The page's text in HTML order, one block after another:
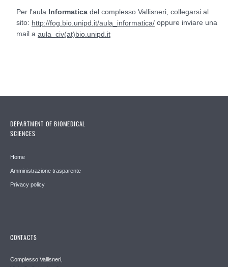
Per l'aula Informatica del complesso Vallisneri, collegarsi al
sito: http://fog.bio.unipd.it/aula_informatica/ oppure inviare una
mail a aula_civ(at)bio.unipd.it
DEPARTMENT OF BIOMEDICAL
SCIENCES
Home
Amministrazione trasparente
Privacy policy
CONTACTS
Complesso Vallisneri,